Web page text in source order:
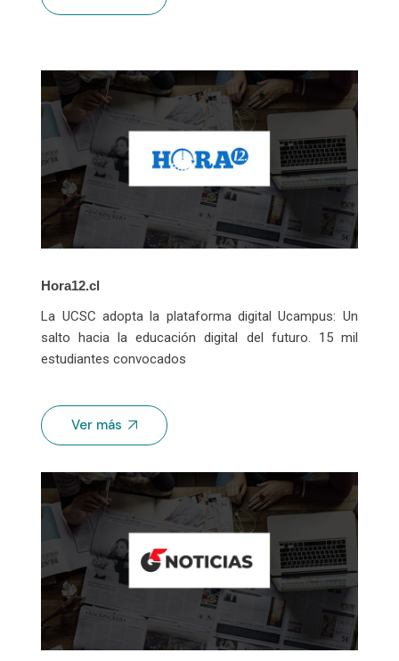
Hora12.cl
La UCSC adopta la plataforma digital Ucampus: Un
salto hacia la educación digital del futuro. 15 mil
estudiantes convocados
Ver más